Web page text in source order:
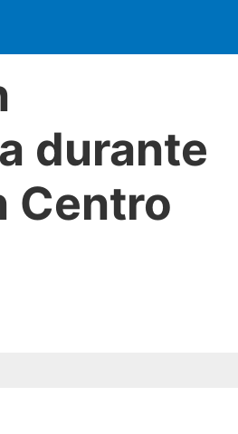
durante
Centro